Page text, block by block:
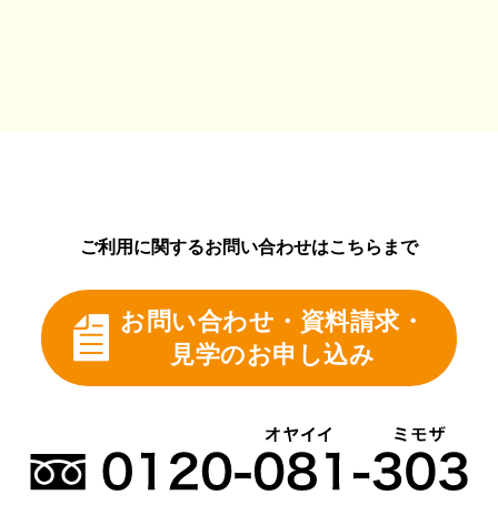
ご利用に関するお問い合わせはこちらまで
お問い合わせ・資料請求・
見学のお申し込み